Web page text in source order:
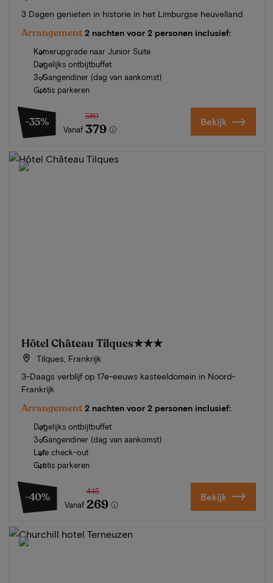
3 Dagen genieten in historie in het Limburgse heuvelland
Arrangement 2 nachten voor 2 personen inclusief:
Kamerupgrade naar Junior Suite
Dagelijks ontbijtbuffet
3-Gangendiner (dag van aankomst)
Gratis parkeren
-35%
Vanaf
580
379 Bekijk
Hôtel Château Tilques★★★
Tilques, Frankrijk
3-Daags verblijf op 17e-eeuws kasteeldomein in Noord-
Frankrijk
Arrangement 2 nachten voor 2 personen inclusief:
Dagelijks ontbijtbuffet
3-Gangendiner (dag van aankomst)
Late check-out
Gratis parkeren
-40%
Vanaf
445
269 Bekijk